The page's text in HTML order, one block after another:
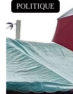
POLITIQUE